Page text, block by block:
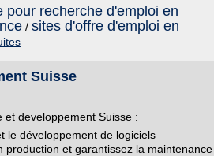
pour recherche d'emploi en
/ sites d'offre d'emploi en
Suisse
developpement Suisse :
le développement de logiciels
et garantissez la maintenance